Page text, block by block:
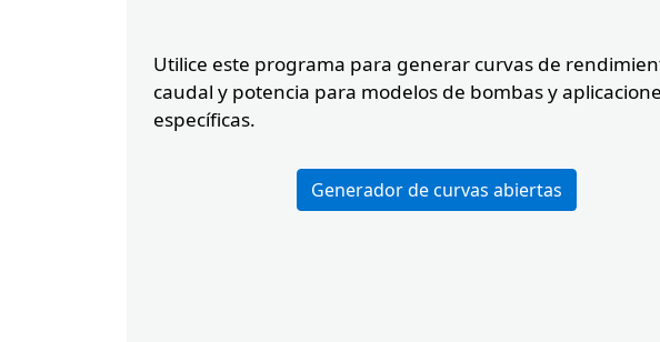
Custom Content One
Utilice este programa para generar curvas de
caudal y potencia para modelos de bombas y
específicas.
Generador de curvas abiertas